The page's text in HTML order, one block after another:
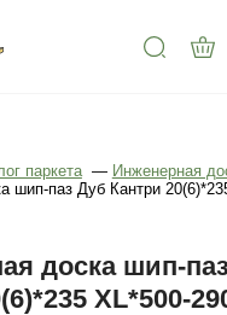
паркета — Инженерная
шип-паз Дуб Кантри
доска шип-
XL*500-